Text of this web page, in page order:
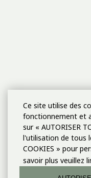
Ce site utilise des
fonctionnement et
sur « AUTORISER
l'utilisation de tous
COOKIES » pour
savoir plus veuillez